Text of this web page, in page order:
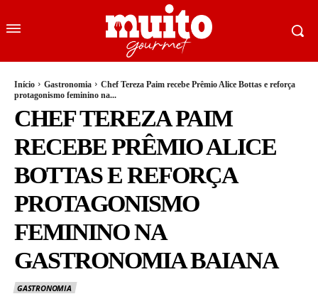
Início Gastronomia
Chef Tereza Paim recebe Prêmio Alice Bottas e reforça
protagonismo feminino na...
CHEF TEREZA PAIM
RECEBE PRÊMIO ALICE
BOTTAS E REFORÇA
PROTAGONISMO
FEMININO NA
GASTRONOMIA BAIANA
GASTRONOMIA